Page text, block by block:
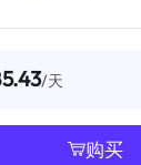
/天
购买